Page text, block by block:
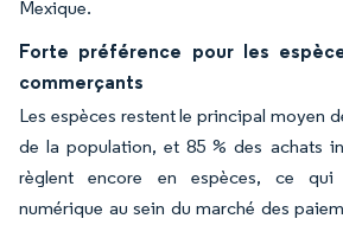
Mexique.
Forte préférence pour les
commerçants
Les espèces restent le principal moyen
de la population, et 85 % des achats
règlent encore en espèces, ce qui
numérique au sein du marché des